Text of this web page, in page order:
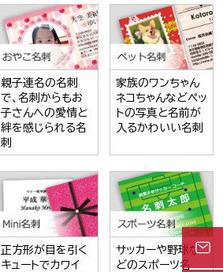
親子連名の名刺
で、名刺からもお
子さんへの愛情と
絆を感じられる名
刺
家族のワンちゃん
ネコちゃんなどペッ
トの写真と名前が
入るかわいい名刺
正方形が目を引く
キュートでカワイ
サッカーや野球な
どのスポーツ名